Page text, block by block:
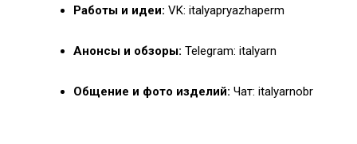
Работы и идеи: VK: italyapryazhaperm
Анонсы и обзоры: Telegram: italyarn
Общение и фото изделий: Чат: italyarnobr